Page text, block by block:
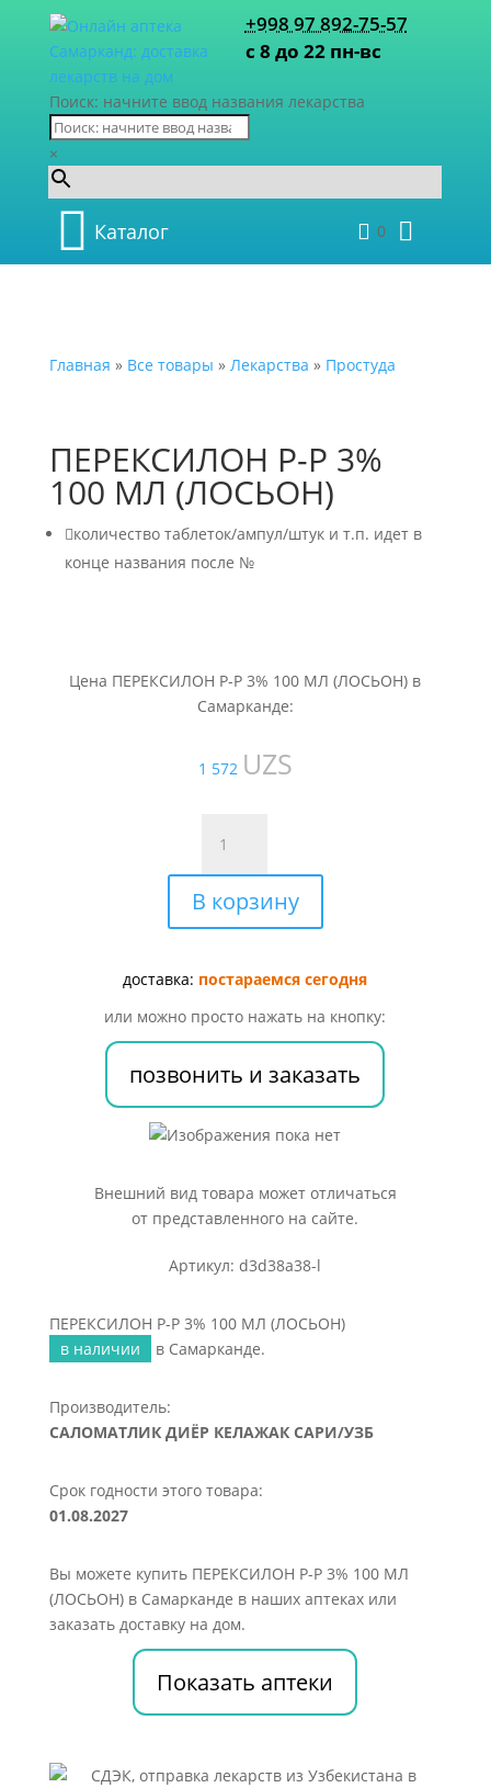
+998 97 892-75-57
с 8 до 22 пн-вс
Поиск: начните ввод названия лекарства
×
Каталог 0
Главная » Все товары » Лекарства » Простуда
ПЕРЕКСИЛОН Р-Р 3%
100 МЛ (ЛОСЬОН)
количество таблеток/ампул/штук и т.п. идет в
конце названия после №
Цена ПЕРЕКСИЛОН Р-Р 3% 100 МЛ (ЛОСЬОН) в
Самарканде:
1 572 UZS
товара
ПЕРЕКСИЛОН
Р-
Р
100
(ЛОСЬОН)
В корзину
доставка: постараемся сегодня
или можно просто нажать на кнопку:
позвонить и заказать
Внешний вид товара может отличаться
от представленного на сайте.
Артикул: d3d38a38-l
ПЕРЕКСИЛОН Р-Р 3% 100 МЛ (ЛОСЬОН)
в наличии
в Самарканде.
Производитель:
САЛОМАТЛИК ДИЁР КЕЛАЖАК САРИ/УЗБ
Срок годности этого товара:
01.08.2027
Вы можете купить ПЕРЕКСИЛОН Р-Р 3% 100 МЛ
(ЛОСЬОН) в Самарканде в наших аптеках или
заказать доставку на дом.
Показать аптеки